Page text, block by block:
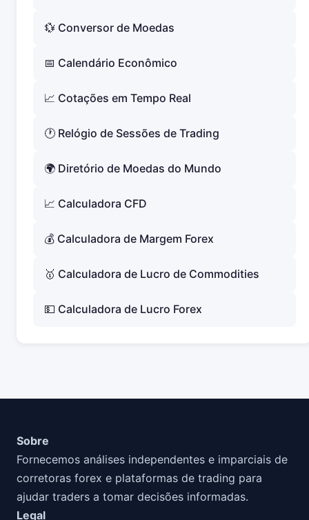
💱 Conversor de Moedas
📅 Calendário Econômico
📈 Cotações em Tempo Real
🕐 Relógio de Sessões de Trading
🌍 Diretório de Moedas do Mundo
📈 Calculadora CFD
💰 Calculadora de Margem Forex
🥇 Calculadora de Lucro de Commodities
💵 Calculadora de Lucro Forex
Sobre
Fornecemos análises independentes e imparciais de
corretoras forex e plataformas de trading para
ajudar traders a tomar decisões informadas.
Legal